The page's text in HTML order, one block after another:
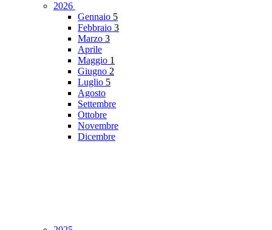
2026
Gennaio 5
Febbraio 3
Marzo 3
Aprile
Maggio 1
Giugno 2
Luglio 5
Agosto
Settembre
Ottobre
Novembre
Dicembre